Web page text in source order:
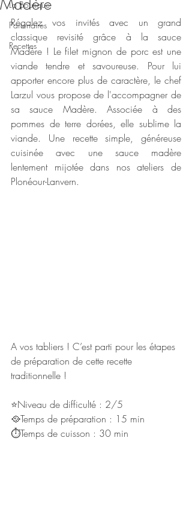
La Boutique
Partenaires
Recettes
Madère
Régalez vos invités avec un grand
classique revisité grâce à la sauce
Madère ! Le filet mignon de porc est une
viande tendre et savoureuse. Pour lui
apporter encore plus de caractère, le chef
Larzul vous propose de l'accompagner de
sa sauce Madère. Associée à des
pommes de terre dorées, elle sublime la
viande. Une recette simple, généreuse
cuisinée avec une sauce madère
lentement mijotée dans nos ateliers de
Plonéour-Lanvern.
A vos tabliers ! C’est parti pour les étapes
de préparation de cette recette
traditionnelle !
⭐Niveau de difficulté : 2/5
🥘Temps de préparation : 15 min
⏱Temps de cuisson : 30 min